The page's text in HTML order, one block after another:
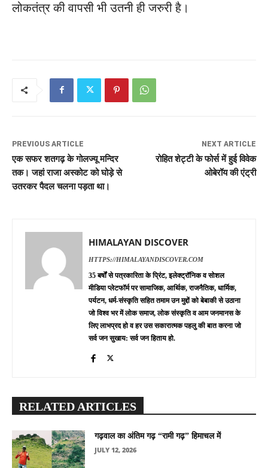
लोकतंत्र की वापसी भी उतनी ही जरुरी है।
PREVIOUS ARTICLE
एक सफर शतगढ़ के गोलज्यू मन्दिर
तक। जहां राजा अस्कोट को घोड़े से
उतरकर पैदल चलना पड़ता था।
NEXT ARTICLE
रोहित शेट्टी के फोर्स में हुई विवेक
ओबेरॉय की एंट्री
HIMALAYAN DISCOVER
HTTPS://HIMALAYANDISCOVER.COM
35 बर्षों से पत्रकारिता के प्रिंट, इलेक्ट्रॉनिक व सोशल
मीडिया प्लेटफॉर्म पर सामाजिक, आर्थिक, राजनैतिक, धार्मिक,
पर्यटन, धर्म-संस्कृति सहित तमाम उन मुद्दों को बेबाकी से उठाना
जो विश्व भर में लोक समाज, लोक संस्कृति व आम जनमानस के
लिए लाभप्रद हो व हर उस सकारात्मक पहलु की बात करना जो
सर्व जन सुखाय: सर्व जन हिताय हो.
RELATED ARTICLES
गढ़वाल का अंतिम गढ़ “रामी गढ़” हिमाचल में
JULY 12, 2026